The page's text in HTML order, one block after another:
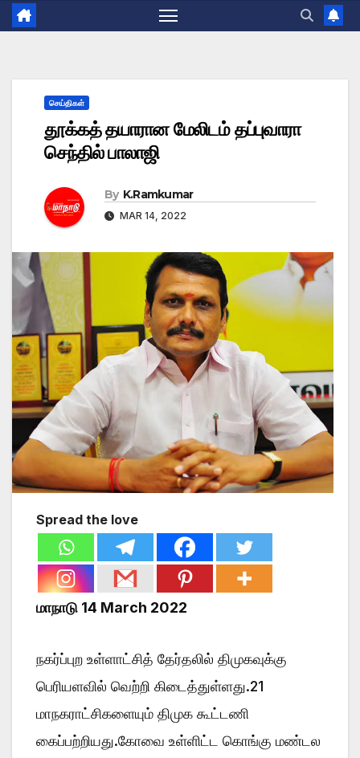
செய்திகள்
தூக்கத் தயாரான மேலிடம் தப்புவாரா
செந்தில் பாலாஜி
By K.Ramkumar
MAR 14, 2022
Spread the love
மாநாடு 14 March 2022
நகர்ப்புற உள்ளாட்சித் தேர்தலில் திமுகவுக்கு
பெரியளவில் வெற்றி கிடைத்துள்ளது.21
மாநகராட்சிகளையும் திமுக கூட்டணி
கைப்பற்றியது.கோவை உள்ளிட்ட கொங்கு மண்டல